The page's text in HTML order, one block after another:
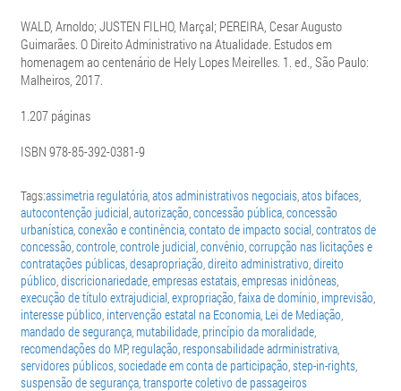
WALD, Arnoldo; JUSTEN FILHO, Marçal; PEREIRA, Cesar Augusto
Guimarães. O Direito Administrativo na Atualidade. Estudos em
homenagem ao centenário de Hely Lopes Meirelles. 1. ed., São Paulo:
Malheiros, 2017.
1.207 páginas
ISBN 978-85-392-0381-9
Tags:assimetria regulatória,atos administrativos negociais,atos bifaces,
autocontenção judicial,autorização,concessão pública,concessão
urbanística,conexão e continência,contato de impacto social,contratos de
concessão,controle,controle judicial,convênio,corrupção nas licitações e
contratações públicas,desapropriação,direito administrativo,direito
público,discricionariedade,empresas estatais,empresas inidôneas,
execução de título extrajudicial,expropriação,faixa de domínio, imprevisão,
interesse público, intervenção estatal na Economia, Lei de Mediação,
mandado de segurança, mutabilidade, princípio da moralidade,
recomendações do MP, regulação, responsabilidade adrministrativa,
servidores públicos,sociedade em conta de participação,step-in-rights,
suspensão de segurança,transporte coletivo de passageiros